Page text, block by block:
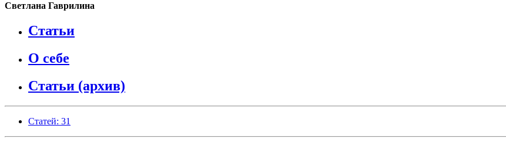
Светлана Гаврилина
Статьи
О себе
Статьи (архив)
Статей: 31